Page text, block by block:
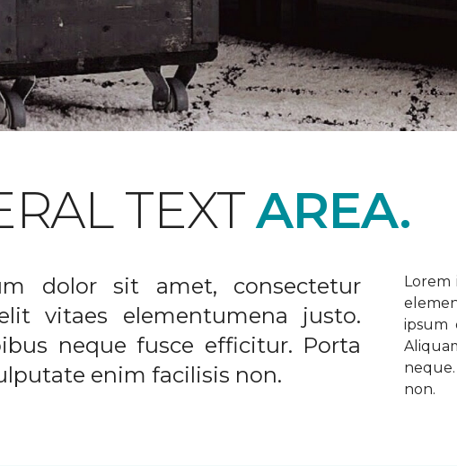
TEXTAREA.
dolor sit amet, consectetur
vitaes elementumena justo.
neque fusce efficitur. Porta
enim facilisis non.
Lorem
ipsum
non.